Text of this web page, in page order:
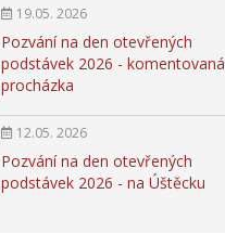
19.05. 2026
Pozvání na den otevřených
podstávek 2026 - komentovaná
procházka
12.05. 2026
Pozvání na den otevřených
podstávek 2026 - na Úštěcku